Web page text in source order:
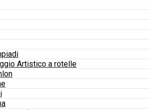
Artistico a rotelle